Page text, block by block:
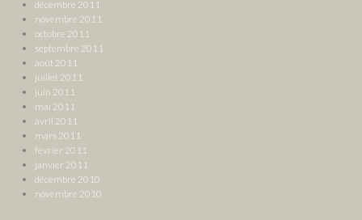
décembre 2011
novembre 2011
octobre 2011
septembre 2011
août 2011
juillet 2011
juin 2011
mai 2011
avril 2011
mars 2011
février 2011
janvier 2011
décembre 2010
novembre 2010